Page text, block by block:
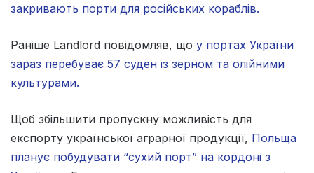
закривають порти для російських кораблів.
Раніше Landlord повідомляв, що у портах України
зараз перебуває 57 суден із зерном та олійними
культурами.
Щоб збільшити пропускну можливість для
експорту української аграрної продукції, Польща
планує побудувати “сухий порт” на кордоні з